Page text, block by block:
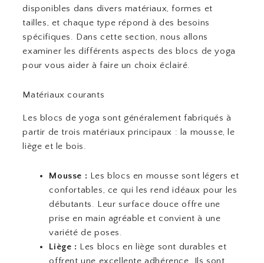
disponibles dans divers matériaux, formes et
tailles, et chaque type répond à des besoins
spécifiques. Dans cette section, nous allons
examiner les différents aspects des blocs de yoga
pour vous aider à faire un choix éclairé.
Matériaux courants
Les blocs de yoga sont généralement fabriqués à
partir de trois matériaux principaux : la mousse, le
liège et le bois.
Mousse : Les blocs en mousse sont légers et
confortables, ce qui les rend idéaux pour les
débutants. Leur surface douce offre une
prise en main agréable et convient à une
variété de poses.
Liège : Les blocs en liège sont durables et
offrent une excellente adhérence. Ils sont